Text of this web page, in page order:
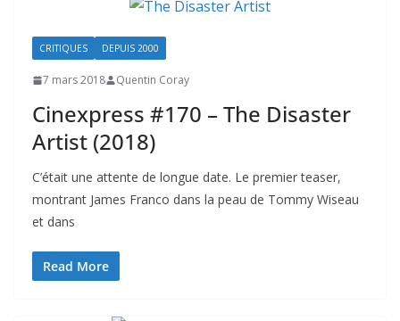
CRITIQUES DEPUIS 2000
7 mars 2018 Quentin Coray
Cinexpress #170 – The Disaster
Artist (2018)
C’était une attente de longue date. Le premier teaser,
montrant James Franco dans la peau de Tommy Wiseau
et dans
Read More